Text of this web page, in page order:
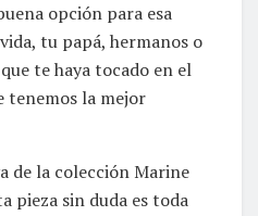
opción para esa
tu papá, hermanos o
te haya tocado en el
la mejor
de la colección Marine
pieza sin duda es toda